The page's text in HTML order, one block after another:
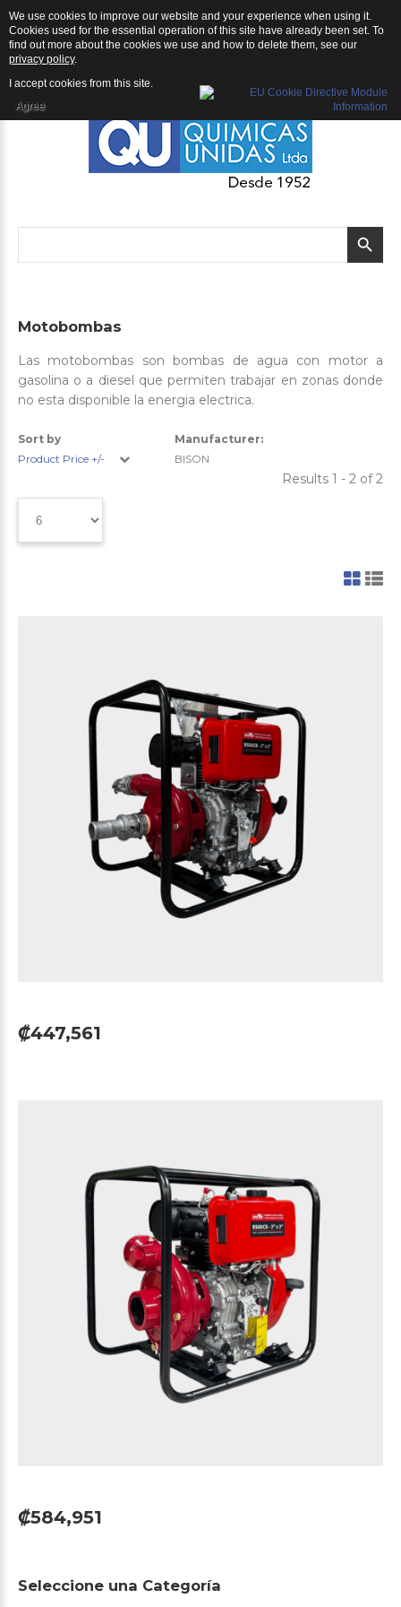
Motobombas
Las motobombas son bombas de agua con motor a
gasolina o a diesel que permiten trabajar en zonas donde
no esta disponible la energia electrica.
Sort by
Product Price +/-
Manufacturer:
BISON
Results 1 - 2 of 2
₡447,561
₡584,951
Seleccione una Categoría
We use cookies to improve our website and your experience when using it.
Cookies used for the essential operation of this site have already been set. To
find out more about the cookies we use and how to delete them, see our
privacy policy.
I accept cookies from this site.
Agree
QU | Productos